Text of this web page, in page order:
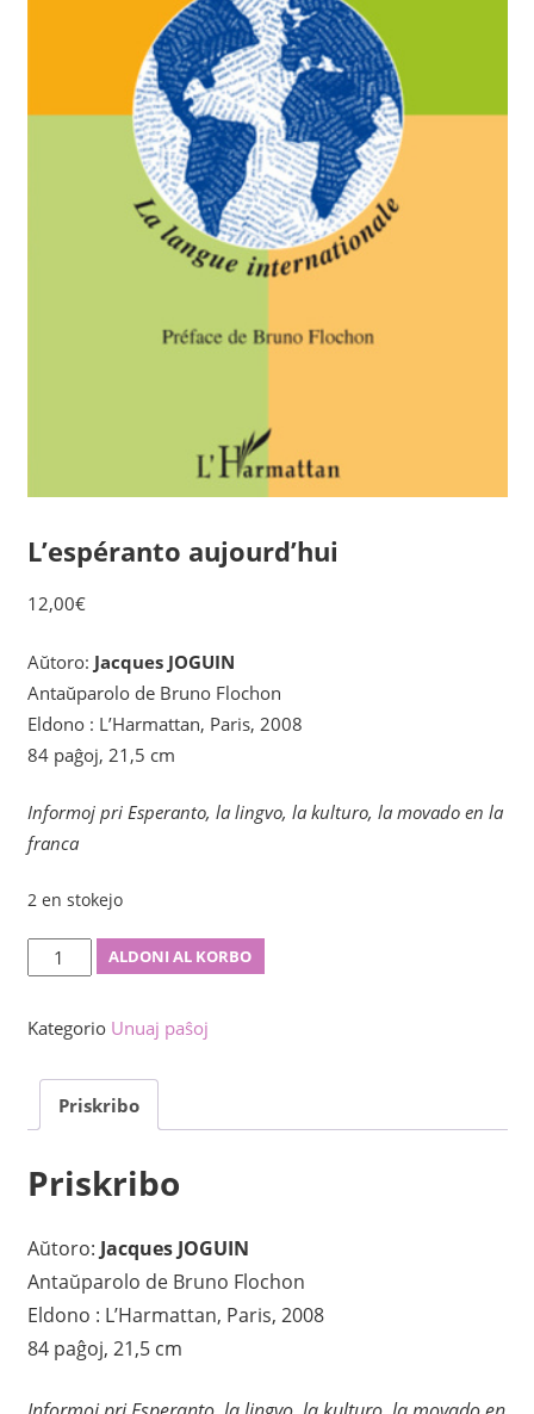
L’espéranto aujourd’hui
12,00€
Aŭtoro: Jacques JOGUIN
Antaŭparolo de Bruno Flochon
Eldono : L’Harmattan, Paris, 2008
84 paĝoj, 21,5 cm
Informoj pri Esperanto, la lingvo, la kulturo, la movado en la
franca
2 en stokejo
L'espéranto
aujourd'hui
ALDONI AL KORBO
Kategorio Unuaj paŝoj
Priskribo
Priskribo
Aŭtoro: Jacques JOGUIN
Antaŭparolo de Bruno Flochon
Eldono : L’Harmattan, Paris, 2008
84 paĝoj, 21,5 cm